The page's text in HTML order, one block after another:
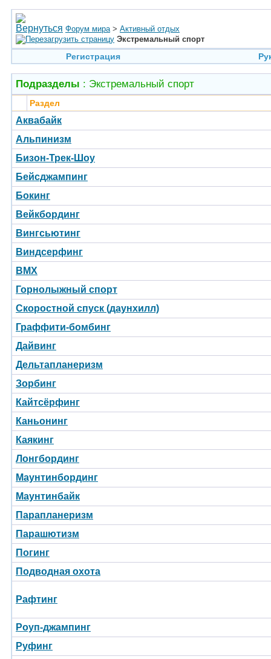
Форум мира > Активный отдых
Экстремальный спорт
Регистрация
Подразделы : Экстремальный спорт
Раздел
Аквабайк
Альпинизм
Бизон-Трек-Шоу
Бейсджампинг
Бокинг
Вейкбординг
Вингсьютинг
Виндсерфинг
BMX
Горнолыжный спорт
Скоростной спуск (даунхилл)
Граффити-бомбинг
Дайвинг
Дельтапланеризм
Зорбинг
Кайтсёрфинг
Каньонинг
Каякинг
Лонгбординг
Маунтинбординг
Маунтинбайк
Парапланеризм
Парашютизм
Погинг
Подводная охота
Рафтинг
Роуп-джампинг
Руфинг